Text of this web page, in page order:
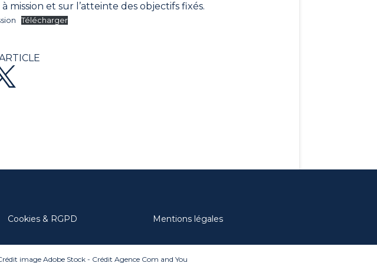
mission et sur l’atteinte des objectifs fixés.
Télécharger
Cookies & RGPD Mentions légales
image Adobe Stock - Crédit Agence Com and You